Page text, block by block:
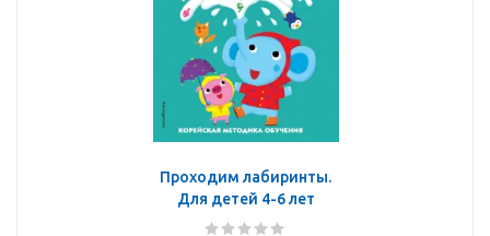
Проходим лабиринты.
Для детей 4-6 лет